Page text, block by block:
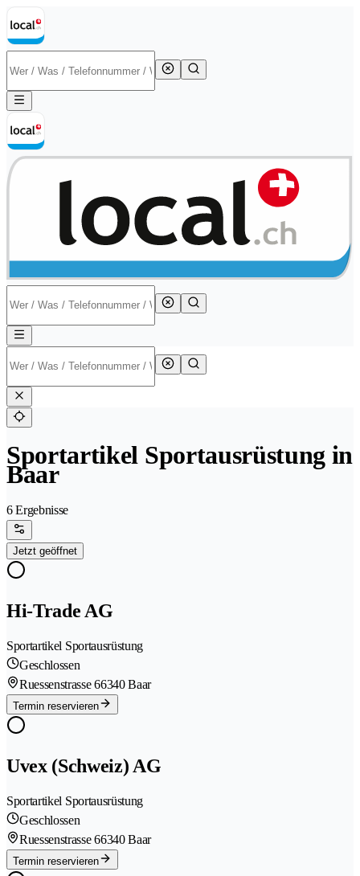
Sportartikel Sportausrüstung in
Baar
6 Ergebnisse
Jetzt geöffnet
Hi-Trade AG
Sportartikel Sportausrüstung
Geschlossen
Ruessenstrasse 66340 Baar
Termin reservieren
Uvex (Schweiz) AG
Sportartikel Sportausrüstung
Geschlossen
Ruessenstrasse 66340 Baar
Termin reservieren